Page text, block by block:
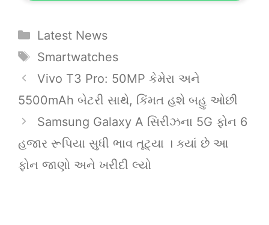
Categories
Latest News
Tags
Smartwatches
Vivo T3 Pro: 50MP કેમેરા અને
5500mAh બેટરી સાથે, કિંમત હશે બહુ ઓછી
Samsung Galaxy A સિરીઝના 5G ફોન 6
હજાર રૂપિયા સુધી ભાવ તૂટ્યા । ક્યાં છે આ
ફોન જાણો અને ખરીદી લ્યો